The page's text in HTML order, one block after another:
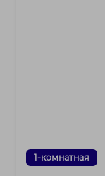
1-комнатная